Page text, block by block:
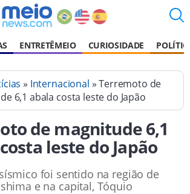
ENTRETÊMEIO CURIOSIDADE
» Internacional » Terremoto de
6,1 abala costa leste do Japão
de magnitude 6,1
leste do Japão
foi sentido na região de
e na capital, Tóquio